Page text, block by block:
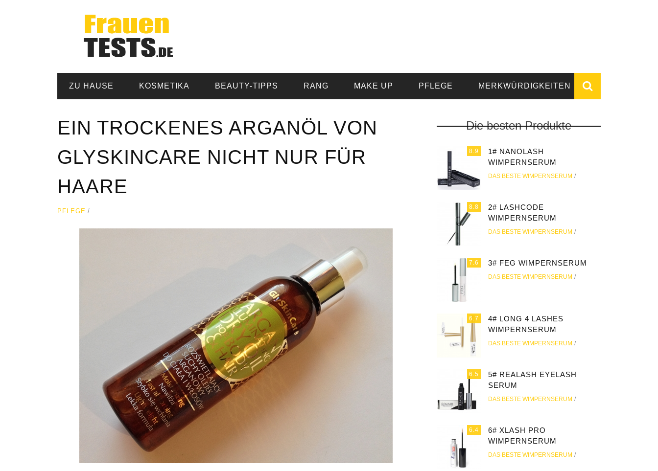
ZU HAUSE KOSMETIKA BEAUTY-TIPPS RANG
DAS BESTE WIMPERNSERUM
MAKE UP PFLEGE MERKWÜRDIGKEITEN
EIN TROCKENES ARGANÖL VON
GLYSKINCARE NICHT NUR FÜR
HAARE
PFLEGE
Die besten Produkte
8.9
1# NANOLASH
WIMPERNSERUM
DAS BESTE WIMPERNSERUM
8.8
2# LASHCODE
WIMPERNSERUM
DAS BESTE WIMPERNSERUM
7.6 3# FEG WIMPERNSERUM
DAS BESTE WIMPERNSERUM
6.7
4# LONG 4 LASHES
WIMPERNSERUM
DAS BESTE WIMPERNSERUM
6.5
5# REALASH EYELASH
SERUM
DAS BESTE WIMPERNSERUM
6.4
6# XLASH PRO
WIMPERNSERUM
DAS BESTE WIMPERNSERUM